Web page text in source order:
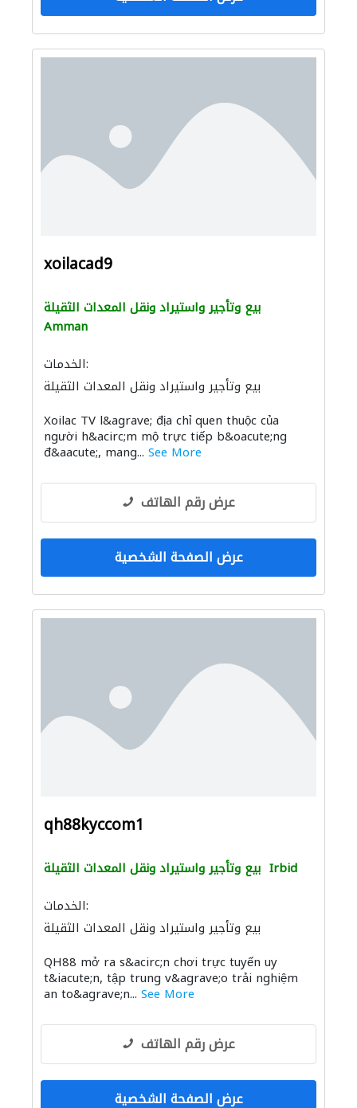
xoilacad9
بيع وتأجير واستيراد ونقل المعدات الثقيلة
Amman
الخدمات:
بيع وتأجير واستيراد ونقل المعدات الثقيلة
Xoilac TV l&agrave; địa chỉ quen thuộc của
người h&acirc;m mộ trực tiếp b&oacute;ng
đ&aacute;, mang... See More
عرض رقم الهاتف
عرض الصفحة الشخصية
qh88kyccom1
بيع وتأجير واستيراد ونقل المعدات الثقيلة Irbid
الخدمات:
بيع وتأجير واستيراد ونقل المعدات الثقيلة
QH88 mở ra s&acirc;n chơi trực tuyến uy
t&iacute;n, tập trung v&agrave;o trải nghiệm
an to&agrave;n... See More
عرض رقم الهاتف
عرض الصفحة الشخصية